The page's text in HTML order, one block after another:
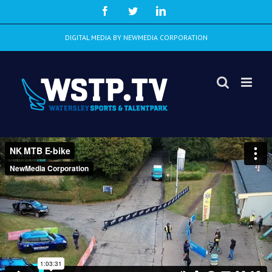
FacebookTwitterLinkedIn
DIGITAL MEDIA BY NEWMEDIA CORPORATION